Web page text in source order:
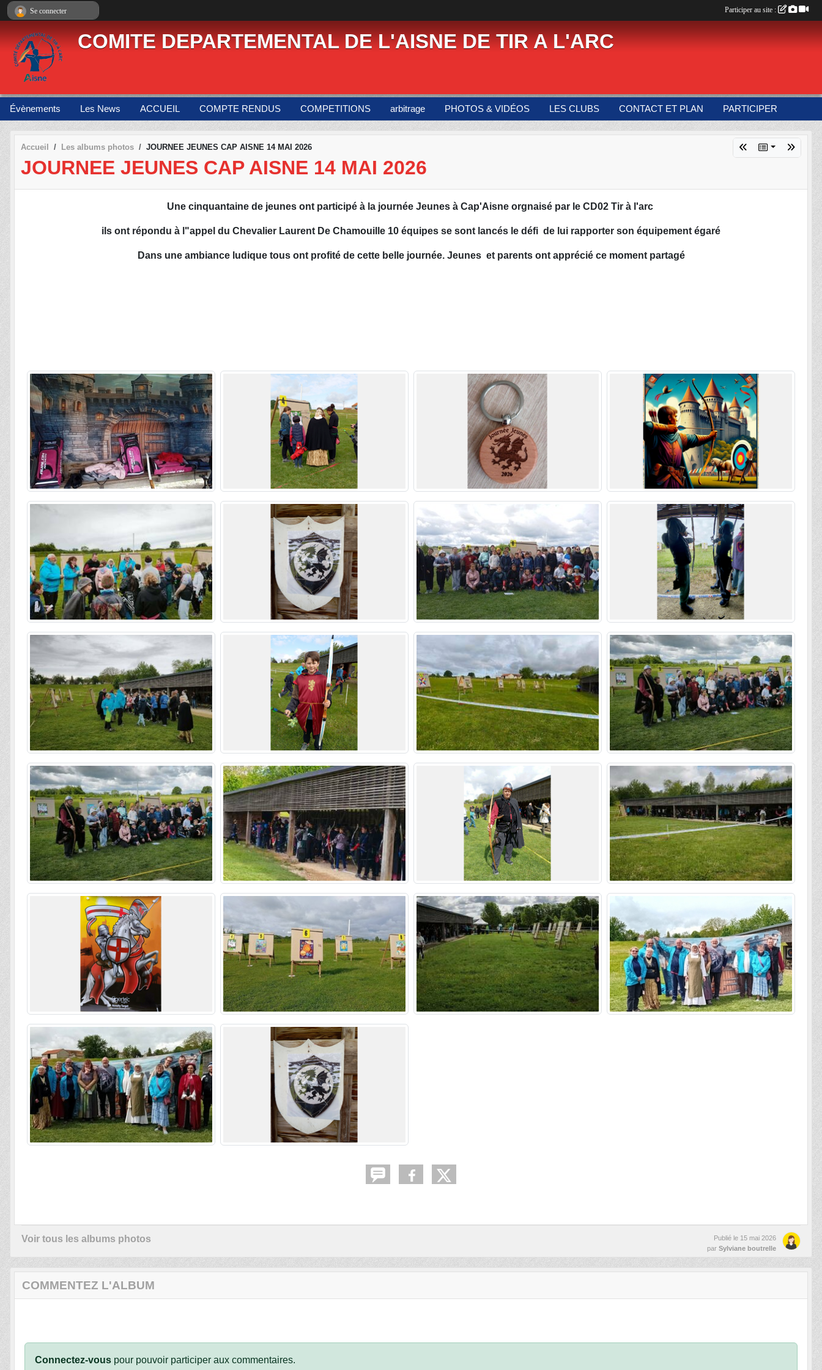
COMITE DEPARTEMENTAL DE L'AISNE DE TIR A L'ARC
Évènements Les News ACCUEIL COMPTE RENDUS COMPETITIONS arbitrage PHOTOS & VIDÉOS LES CLUBS CONTACT ET PLAN PARTICIPER
Accueil Les albums photos JOURNEE JEUNES CAP AISNE 14 MAI 2026
JOURNEE JEUNES CAP AISNE 14 MAI 2026
Une cinquantaine de jeunes ont participé à la journée Jeunes à Cap'Aisne orgnaisé par le CD02 Tir à l'arc
ils ont répondu à l"appel du Chevalier Laurent De Chamouille 10 équipes se sont lancés le défi de lui rapporter son équipement égaré
Dans une ambiance ludique tous ont profité de cette belle journée. Jeunes et parents ont apprécié ce moment partagé
Voir tous les albums photos Publié le 15 mai 2026
par Sylviane boutrelle
COMMENTEZ L'ALBUM
Connectez-vous pour pouvoir participer aux commentaires.
Se connecter Participer au site :
Panneau de gestion des cookies